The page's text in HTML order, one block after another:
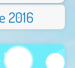
2016